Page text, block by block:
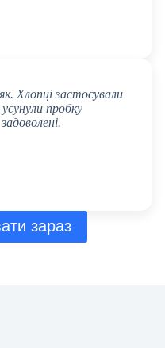
Хлопці застосували
пробку
зараз